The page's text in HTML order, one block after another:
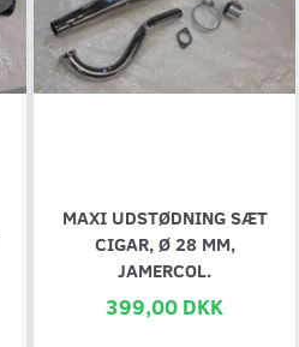
MAXI UDSTØDNING SÆT
CIGAR, Ø 28 MM,
JAMERCOL.
399,00 DKK